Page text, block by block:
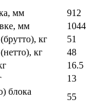
мм
912
мм
1044
кг
51
кг
48
16.5
13
блока
55